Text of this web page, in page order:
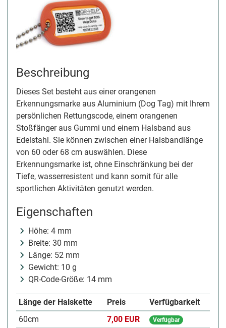
Beschreibung
Dieses Set besteht aus einer orangenen
Erkennungsmarke aus Aluminium (Dog Tag) mit Ihrem
persönlichen Rettungscode, einem orangenen
Stoßfänger aus Gummi und einem Halsband aus
Edelstahl. Sie können zwischen einer Halsbandlänge
von 60 oder 68 cm auswählen. Diese
Erkennungsmarke ist, ohne Einschränkung bei der
Tiefe, wasserresistent und kann somit für alle
sportlichen Aktivitäten genutzt werden.
Eigenschaften
Höhe: 4 mm
Breite: 30 mm
Länge: 52 mm
Gewicht: 10 g
QR-Code-Größe: 14 mm
Länge der Halskette Preis
Verfügbarkeit
60cm
7,00 EUR Verfügbar